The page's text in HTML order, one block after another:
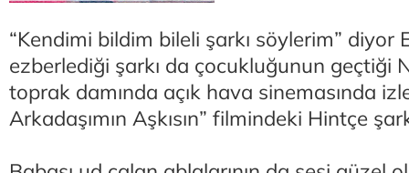
“Kendimi bildim bileli şarkı söylerim” diyor
ezberlediği şarkı da çocukluğunun geçtiği
toprak damında açık hava sinemasında
Arkadaşımın Aşkısın” filmindeki Hintçe